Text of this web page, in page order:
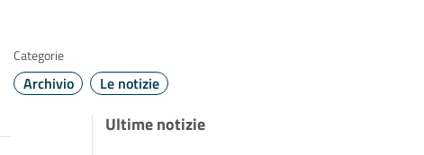
Categorie
Archivio Le notizie
Ultime notizie